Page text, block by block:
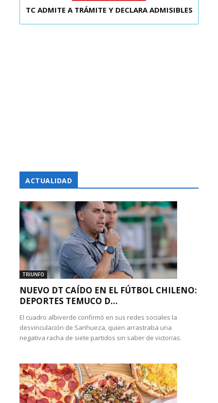
EXDIPUTADO LAVÍN SALIÓ DE CAPITÁN YÁBER
TC ADMITE A TRÁMITE Y DECLARA ADMISIBLES
ACTUALIDAD
TRIUNFO
NUEVO DT CAÍDO EN EL FÚTBOL CHILENO:
DEPORTES TEMUCO D...
El cuadro albiverde confirmó en sus redes sociales la
desvinculación de Sanhueza, quien arrastraba una
negativa racha de siete partidos sin saber de victorias.